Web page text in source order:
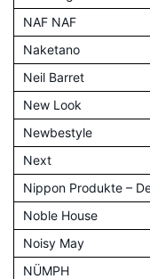
NAF NAF
Naketano
Neil Barret
New Look
Newbestyle
Next
Nippon Produkte –
Noble House
Noisy May
NÜMPH